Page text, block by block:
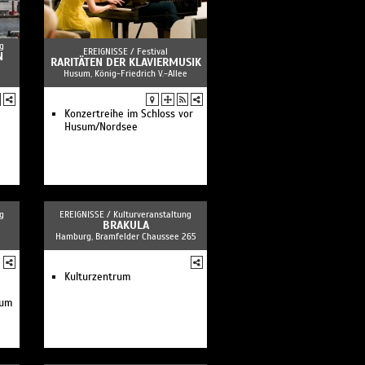
Bundesjugendorchester /
Giorgi Gigashvili / Aurel
Dawidiuk
JORIS
Literaturfestival
O/Modernt / VOCES8 Scholars
/ Hugo Ticciati
Festival Hamburg 2026:
»Triumph der Tasten«
Jan Weiler
Festival Hamburg 2026:
»Kraft und Gestalt«
EREIGNISSE / Festival
RARITÄTEN DER KLAVIERMUSIK
Husum, König-Friedrich V.-Allee
Konzertreihe im Schloss vor
Husum/Nordsee
EREIGNISSE / Kulturveranstaltung
BRAKULA
Hamburg, Bramfelder Chaussee 265
Kulturzentrum